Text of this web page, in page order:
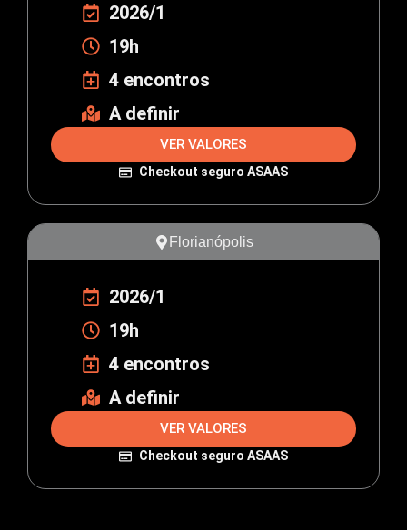
2026/1
19h
4 encontros
A definir
VER VALORES
Checkout seguro ASAAS
Florianópolis
2026/1
19h
4 encontros
A definir
VER VALORES
Checkout seguro ASAAS